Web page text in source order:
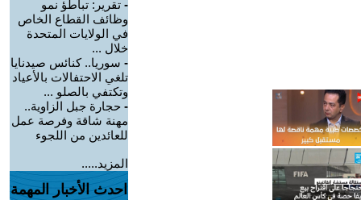
- تقرير: تباطؤ نمو
وظائف القطاع الخاص
في الولايات المتحدة
خلال ...
- سوريا.. كنائس صيدنايا
تلغي الاحتفالات بالأعياد
وتكتفي بالصلو ...
- حجارة جبل الزاوية..
مهنة شاقة وفرصة عمل
للعائدين من اللجوء
المزيد.....
احدث الأخبار المهمة